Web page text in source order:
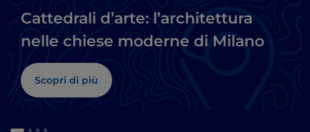
Cattedrali d’arte: l’architettura
nelle chiese moderne di Milano
Scopri di più